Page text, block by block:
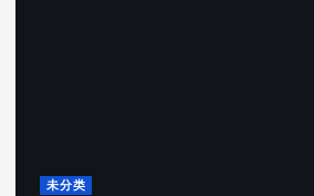
未分类